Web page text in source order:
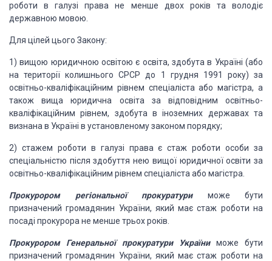
роботи в галузі права не менше двохроків та володіє
державною мовою.
Для цілей цього Закону:
1) вищою юридичною освітою є освіта, здобута в Україні (або
на території колишнього СРСР до 1 грудня 1991 року) за
освітньо-кваліфікаційним рівнем спеціаліста або магістра, а
також вища юридична освіта за відповідним освітньо-
кваліфікаційним рівнем, здобута в іноземних державах та
визнана в Україні в установленому законом порядку;
2) стажем роботи в галузі права є стаж роботи особи за
спеціальністю після здобуття нею вищої юридичноїосвіти за
освітньо-кваліфікаційним рівнем спеціаліста або магістра.
Прокурором регіональноїпрокуратуриможе бути
призначений громадянин України, який має стаж роботи на
посаді прокурора не менше трьох років.
Прокурором Генеральноїпрокуратури Україниможе бути
призначений громадянин України, який має стаж роботи на